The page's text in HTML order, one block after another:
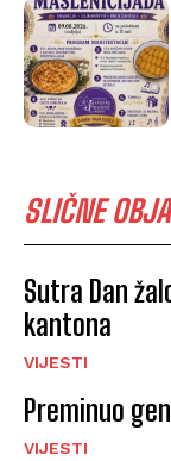
SLIČNE
Sutra Dan
kantona
VIJESTI
Preminuo
VIJESTI